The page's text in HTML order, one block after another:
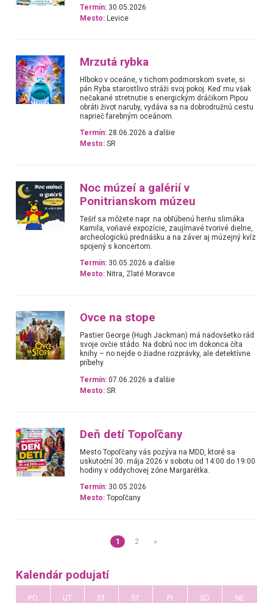
Termín: 30.05.2026
Mesto: Levice
Mrzutá rybka
Hlboko v oceáne, v tichom podmorskom svete, si
pán Ryba starostlivo stráži svoj pokoj. Keď mu však
nečakané stretnutie s energickým dráčikom Pipou
obráti život naruby, vydáva sa na dobrodružnú cestu
naprieč farebným oceánom.
Termín: 28.06.2026 a ďalšie
Mesto: SR
Noc múzeí a galérií v
Ponitrianskom múzeu
Tešiť sa môžete napr. na obľúbenú herňu slimáka
Kamila, voňavé expozície, zaujímavé tvorivé dielne,
archeologickú prednášku a na záver aj múzejný kvíz
spojený s koncertom.
Termín: 30.05.2026 a ďalšie
Mesto: Nitra, Zlaté Moravce
Ovce na stope
Pastier George (Hugh Jackman) má nadovšetko rád
svoje ovčie stádo. Na dobrú noc im dokonca číta
knihy – no nejde o žiadne rozprávky, ale detektívne
príbehy.
Termín: 07.06.2026 a ďalšie
Mesto: SR
Deň detí Topoľčany
Mesto Topoľčany vás pozýva na MDD, ktoré sa
uskutoční 30. mája 2026 v sobotu od 14:00 do 19:00
hodiny v oddychovej zóne Margarétka.
Termín: 30.05.2026
Mesto: Topoľčany
1 2 »
Kalendár podujatí
PO UT ST ŠT PI SO NE